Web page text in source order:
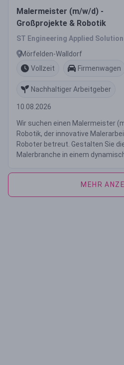
Malermeister (m/w/d) -
Großprojekte & Robotik
ST Engineering Applied
Mörfelden-Walldorf
Vollzeit
Firmenwagen
Nachhaltiger Arbeitgeber
10.08.2026
Wir suchen einen Malermeister
Robotik, der innovative
Roboter betreut. Gestalten Sie
Malerbranche in einem
MEHR